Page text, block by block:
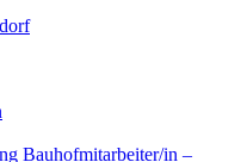
Bauhofmitarbeiter/in –